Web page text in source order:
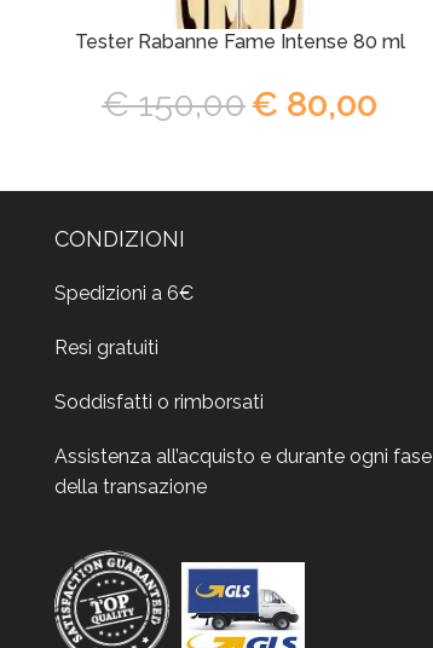
Tester Rabanne Fame Intense 80 ml
€150,00€ 80,00
CONDIZIONI
Spedizioni a 6€
Resi gratuiti
Soddisfatti o rimborsati
Assistenza all’acquisto e durante ogni fase
della transazione